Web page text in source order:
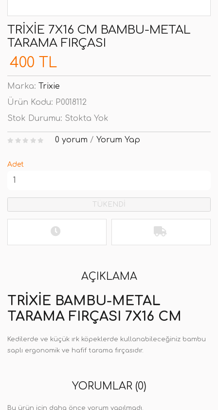
TRIXIE 7X16 CM BAMBU-METAL
TARAMA FIRÇASI
400 TL
Marka: Trixie
Ürün Kodu: P0018112
Stok Durumu: Stokta Yok
0 yorum / Yorum Yap
Adet
TÜKENDİ
AÇIKLAMA
TRIXIE BAMBU-METAL
TARAMA FIRÇASI 7X16 CM
Kedilerde ve küçük ırk köpeklerde kullanabileceğiniz bambu
saplı ergonomik ve hafif tarama fırçasıdır.
YORUMLAR (0)
Bu ürün için daha önce yorum yapılmadı.